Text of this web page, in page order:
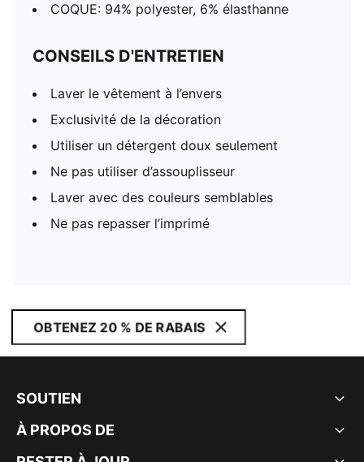
COQUE: 94% polyester, 6% élasthanne
CONSEILS D'ENTRETIEN
Laver le vêtement à l’envers
Exclusivité de la décoration
Utiliser un détergent doux seulement
Ne pas utiliser d’assouplisseur
Laver avec des couleurs semblables
Ne pas repasser l’imprimé
OBTENEZ 20 % DE RABAIS
SOUTIEN
À PROPOS DE